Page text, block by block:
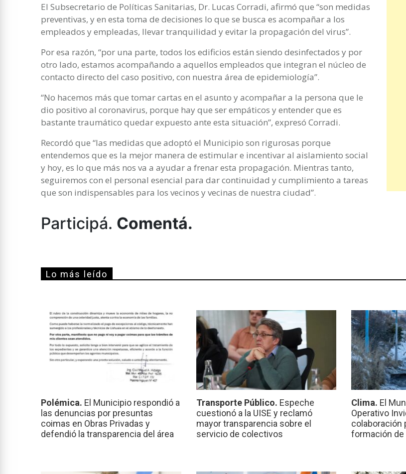
El Subsecretario de Políticas Sanitarias, Dr. Lucas Corradi, afirmó que “son medidas
preventivas, y en esta toma de decisiones lo que se busca es acompañar a los
empleados y empleadas, llevar tranquilidad y evitar la propagación del virus”.
Por esa razón, “por una parte, todos los edificios están siendo desinfectados y por
otro lado, estamos acompañando a aquellos empleados que integran el núcleo de
contacto directo del caso positivo, con nuestra área de epidemiología”.
“No hacemos más que tomar cartas en el asunto y acompañar a la persona que le
dio positivo al coronavirus, porque hay que ser empáticos y entender que es
bastante traumático quedar expuesto ante esta situación”, expresó Corradi.
Recordó que “las medidas que adoptó el Municipio son rigurosas porque
entendemos que es la mejor manera de estimular e incentivar al aislamiento social
y hoy, es lo que más nos va a ayudar a frenar esta propagación. Mientras tanto,
seguiremos con el personal esencial para dar continuidad y cumplimiento a tareas
que son indispensables para los vecinos y vecinas de nuestra ciudad”.
Participá. Comentá.
Lo más leído
Polémica. El Municipio respondió a
las denuncias por presuntas
coimas en Obras Privadas y
defendió la transparencia del área
Transporte Público. Espeche
cuestionó a la UISE y reclamó
mayor transparencia sobre el
servicio de colectivos
Clima. El
Operativo
colaboración
formación de